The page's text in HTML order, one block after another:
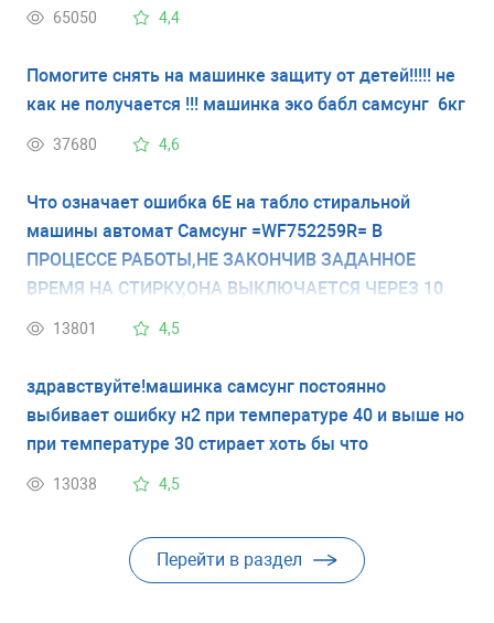
65050 4,4
Помогите снять на машинке защиту от детей!!!!! не
как не получается !!! машинка эко бабл самсунг 6кг
37680 4,6
Что означает ошибка 6Е на табло стиральной
машины автомат Самсунг =WF752259R= В
ПРОЦЕССЕ РАБОТЫ,НЕ ЗАКОНЧИВ ЗАДАННОЕ
ВРЕМЯ НА СТИРКУ,ОНА ВЫКЛЮЧАЕТСЯ ЧЕРЕЗ 10
МИНУТ И НА ТАБЛО ВЫСВЕЧИВАЕТСЯ Я НЕ ПОЙМУ
13801 4,5
здравствуйте!машинка самсунг постоянно
выбивает ошибку н2 при температуре 40 и выше но
при температуре 30 стирает хоть бы что
13038 4,5
Перейти в раздел